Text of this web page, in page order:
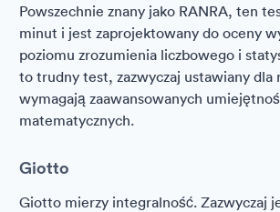
Powszechnie znany jako RANRA, ten
minut i jest zaprojektowany do oceny
poziomu zrozumienia liczbowego i
to trudny test, zazwyczaj ustawiany dla
wymagają zaawansowanych
matematycznych.
Giotto
Giotto mierzy integralność. Zazwyczaj